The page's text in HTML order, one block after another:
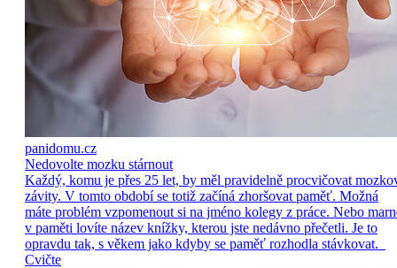
panidomu.cz
Nedovolte mozku stárnout
Každý, komu je přes 25 let, by měl pravidelně procvičovat
závity. V tomto období se totiž začíná zhoršovat paměť. Možná
máte problém vzpomenout si na jméno kolegy z práce. Nebo
v paměti lovíte název knížky, kterou jste nedávno přečetli. Je to
opravdu tak, s věkem jako kdyby se paměť rozhodla stávkovat.
Cvičte